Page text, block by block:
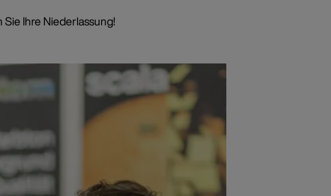
Ihre Niederlassung!